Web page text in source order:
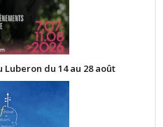
du 14 au 28 août